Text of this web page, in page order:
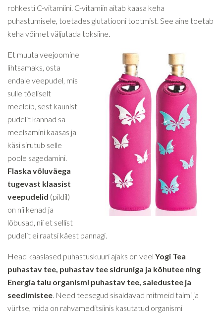
rohkesti C-vitamiini. C-vitamiin aitab kaasa keha
puhastumisele, toetades glutatiooni tootmist. See aine toetab
keha võimet väljutada toksiine.
Et muuta veejoomine
lihtsamaks, osta
endale veepudel, mis
sulle tõeliselt
meeldib, sest kaunist
pudelit kannad sa
meelsamini kaasas ja
käsi sirutub selle
poole sagedamini.
Flaska võluväega
tugevast klaasist
veepudelid (pildil)
on nii kenad ja
lõbusad, nii et sellist
pudelit ei raatsi käest pannagi.
Head kaaslased puhastuskuuri ajaks on veel Yogi Tea
puhastav tee, puhastav tee sidruniga ja kõhutee ning
Energia talu organismi puhastav tee, saledustee ja
seedimistee . Need teesegud sisaldavad mitmeid taimi ja
vürtse, mida on rahvameditsiinis kasutatud organismi